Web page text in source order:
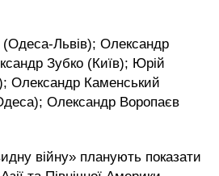
(Одеса-Львів); Олександр
Зубко (Київ); Юрій
Олександр Каменський
Олександр Воропаєв
війну» планують показати